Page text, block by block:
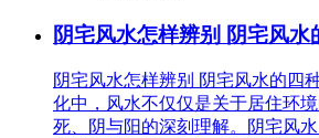
阴宅风水怎样辨别 阴宅风水
阴宅风水怎样辨别 阴宅风水的四
化中，风水不仅仅是关于居住环
死、阴与阳的深刻理解。阴宅风